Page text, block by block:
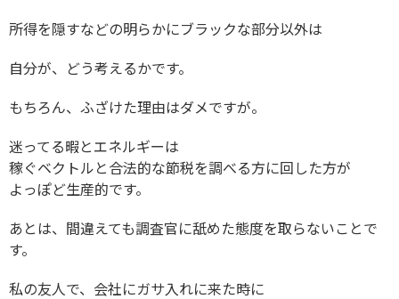
所得を隠すなどの明らかにブラックな部分以外は
自分が、どう考えるかです。
もちろん、ふざけた理由はダメですが。
迷ってる暇とエネルギーは
稼ぐベクトルと合法的な節税を調べる方に回した方が
よっぽど生産的です。
あとは、間違えても調査官に舐めた態度を取らないことで
す。
私の友人で、会社にガサ入れに来た時に